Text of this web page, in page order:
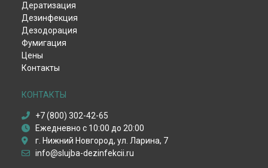
Уничтожение мух
Обработка от жука-кожееда
Обработка от жука-точильщика
Обработка от долгоносика
Уничтожение чешуйницы
Удаление плесени и грибка
Дезинфекция после смерти
Пест-контроль
Демеркуризация ртути
Уничтожение крыс
Уничтожение мышей
Дератизация
Дезинфекция
Дезодорация
Фумигация
Цены
Контакты
КОНТАКТЫ
+7 (800) 302-42-65
Ежедневно с 10:00 до 20:00
г. Нижний Новгород, ул. Ларина, 7
info@slujba-dezinfekcii.ru